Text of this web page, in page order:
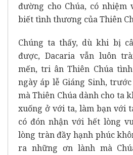
đường cho Chúa, có nhiệm
biết tình thương của Thiên
Chúng ta thấy, dù khi bị
được, Dacaria vẫn luôn
mến, tri ân Thiên Chúa
ngày áp lễ Giáng Sinh,
mà Thiên Chúa dành cho ta
xuống ở với ta, làm bạn với
có đón nhận với hết lòng
lòng tràn đầy hạnh phúc
ra những ơn lành mà